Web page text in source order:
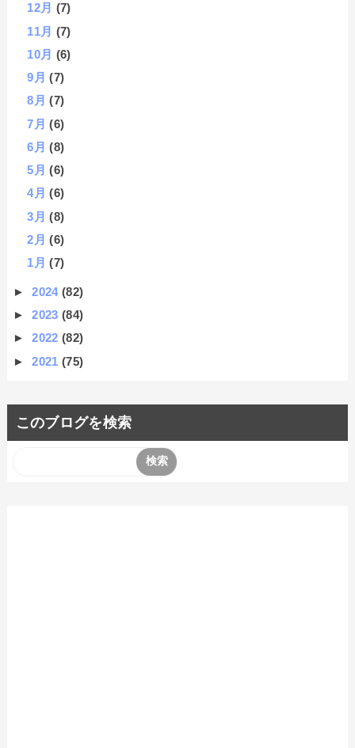
12月 (7)
11月 (7)
10月 (6)
9月(7)
8月(7)
7月(6)
6月(8)
5月(6)
4月(6)
3月(8)
2月(6)
1月(7)
►2024(82)
►2023(84)
►2022(82)
►2021(75)
このブログを検索